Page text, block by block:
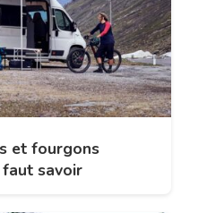
et fourgons
faut savoir